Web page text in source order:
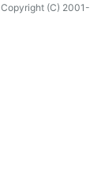
Copyright (C) 2001-